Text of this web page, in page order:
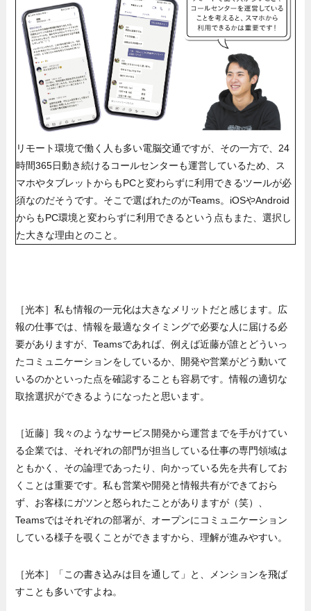
リモート環境で働く人も多い電脳交通ですが、その一方で、24
時間365日動き続けるコールセンターも運営しているため、ス
マホやタブレットからもPCと変わらずに利用できるツールが必
須なのだそうです。そこで選ばれたのがTeams。iOSやAndroid
からもPC環境と変わらずに利用できるという点もまた、選択し
た大きな理由とのこと。
［光本］私も情報の一元化は大きなメリットだと感じます。広
報の仕事では、情報を最適なタイミングで必要な人に届ける必
要がありますが、Teamsであれば、例えば近藤が誰とどういっ
たコミュニケーションをしているか、開発や営業がどう動いて
いるのかといった点を確認することも容易です。情報の適切な
取捨選択ができるようになったと思います。
［近藤］我々のようなサービス開発から運営までを手がけてい
る企業では、それぞれの部門が担当している仕事の専門領域は
ともかく、その論理であったり、向かっている先を共有してお
くことは重要です。私も営業や開発と情報共有ができておら
ず、お客様にガツンと怒られたことがありますが（笑）、
Teamsではそれぞれの部署が、オープンにコミュニケーション
している様子を覗くことができますから、理解が進みやすい。
［光本］「この書き込みは目を通して」と、メンションを飛ば
すことも多いですよね。